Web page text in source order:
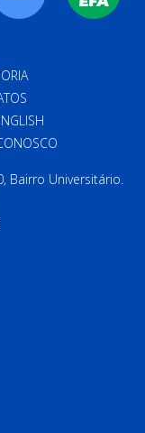
Bairro Universitário.